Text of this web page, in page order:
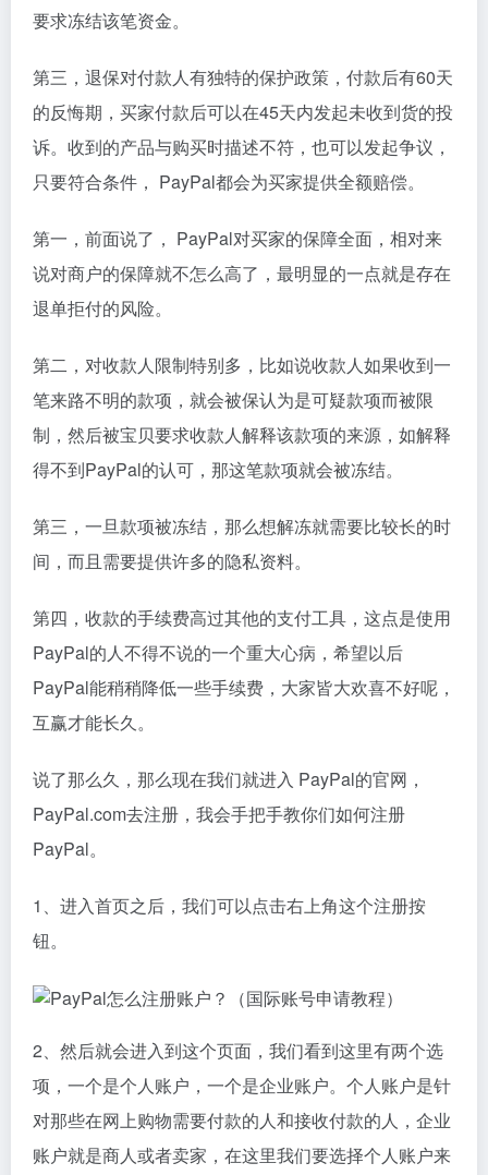
要求冻结该笔资金。
第三，退保对付款人有独特的保护政策，付款后有60天
的反悔期，买家付款后可以在45天内发起未收到货的投
诉。收到的产品与购买时描述不符，也可以发起争议，
只要符合条件， PayPal都会为买家提供全额赔偿。
第一，前面说了， PayPal对买家的保障全面，相对来
说对商户的保障就不怎么高了，最明显的一点就是存在
退单拒付的风险。
第二，对收款人限制特别多，比如说收款人如果收到一
笔来路不明的款项，就会被保认为是可疑款项而被限
制，然后被宝贝要求收款人解释该款项的来源，如解释
得不到PayPal的认可，那这笔款项就会被冻结。
第三，一旦款项被冻结，那么想解冻就需要比较长的时
间，而且需要提供许多的隐私资料。
第四，收款的手续费高过其他的支付工具，这点是使用
PayPal的人不得不说的一个重大心病，希望以后
PayPal能稍稍降低一些手续费，大家皆大欢喜不好呢，
互赢才能长久。
说了那么久，那么现在我们就进入 PayPal的官网，
PayPal.com去注册，我会手把手教你们如何注册
PayPal。
1、进入首页之后，我们可以点击右上角这个注册按
钮。
2、然后就会进入到这个页面，我们看到这里有两个选
项，一个是个人账户，一个是企业账户。个人账户是针
对那些在网上购物需要付款的人和接收付款的人，企业
账户就是商人或者卖家，在这里我们要选择个人账户来